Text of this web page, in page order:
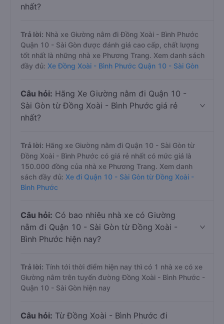
nhất?
Trả lời: Nhà xe Giường nằm đi Đồng Xoài - Bình Phước
Quận 10 - Sài Gòn được đánh giá cao cấp, chất lượng
tốt nhất là những nhà xe Phương Trang. Xem danh sách
đầy đủ: Xe Đồng Xoài - Bình Phước Quận 10 - Sài Gòn
Câu hỏi: Hãng Xe Giường nằm đi Quận 10 -
Sài Gòn từ Đồng Xoài - Bình Phước giá rẻ
nhất?
Trả lời: Hãng xe Giường nằm đi Quận 10 - Sài Gòn từ
Đồng Xoài - Bình Phước có giá rẻ nhất có mức giá là
150.000 đồng của nhà xe Phương Trang. Xem danh
sách đầy đủ: Xe đi Quận 10 - Sài Gòn từ Đồng Xoài -
Bình Phước
Câu hỏi: Có bao nhiêu nhà xe có Giường
nằm đi Quận 10 - Sài Gòn từ Đồng Xoài -
Bình Phước hiện nay?
Trả lời: Tính tới thời điểm hiện nay thì có 1 nhà xe có xe
Giường nằm trên tuyến đường Đồng Xoài - Bình Phước -
Quận 10 - Sài Gòn hiện nay
Câu hỏi: Từ Đồng Xoài - Bình Phước đi